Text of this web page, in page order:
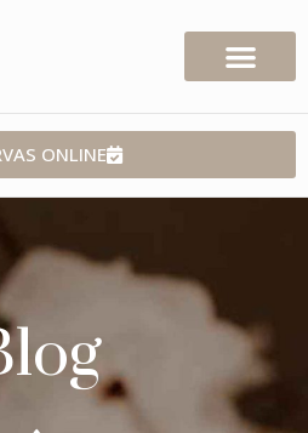
ONLINE